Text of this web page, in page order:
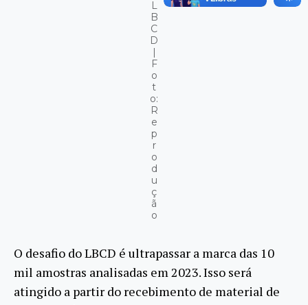
L
B
C
D
F
o
t
o:
R
e
p
r
o
d
u
ç
ã
o
O desafio do LBCD é ultrapassar a marca das 10
mil amostras analisadas em 2023. Isso será
atingido a partir do recebimento de material de